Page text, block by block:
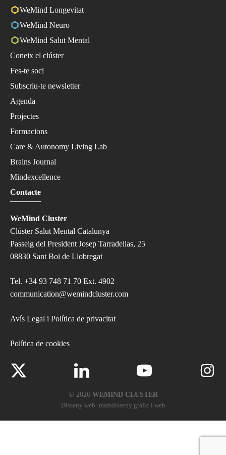
WeMind Longevitat
WeMind Neuro
WeMind Salut Mental
Coneix el clúster
Fes-te soci
Subscriu-te newsletter
Agenda
Projectes
Formacions
Care & Autonomy Living Lab
Brains Journal
Mindexcellence
Contacte
WeMind Cluster
Clúster Salut Mental Catalunya
Passeig del President Josep Tarradellas, 25
08830 Sant Boi de Llobregat
Tel. +34 93 748 71 70 Ext. 4902
communication@wemindcluster.com
Avís Legal i Política de privacitat
Política de cookies
© 2026 WEMIND CLUSTER
Disseny web: mafsdisseny gràfic i web